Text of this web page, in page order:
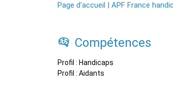
Page d'accueil | APF France
Compétences
Profil : Handicaps
Profil : Aidants